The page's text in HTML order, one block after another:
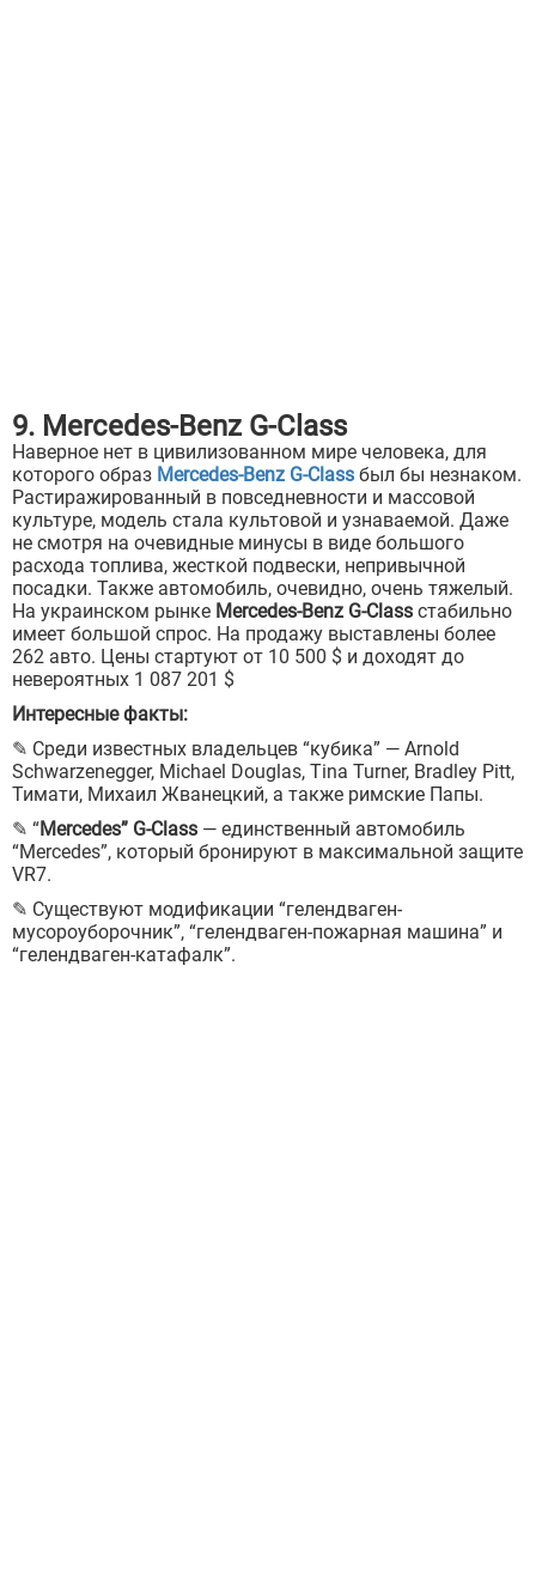
9. Mercedes-Benz G-Class
Наверное нет в цивилизованном мире человека, для
которого образ Mercedes-Benz G-Class был бы незнаком.
Растиражированный в повседневности и массовой
культуре, модель стала культовой и узнаваемой. Даже
не смотря на очевидные минусы в виде большого
расхода топлива, жесткой подвески, непривычной
посадки. Также автомобиль, очевидно, очень тяжелый.
На украинском рынке Mercedes-Benz G-Class стабильно
имеет большой спрос. На продажу выставлены более
262 авто. Цены стартуют от 10 500 $ и доходят до
невероятных 1 087 201 $
Интересные факты:
✎ Среди известных владельцев “кубика” — Arnold
Schwarzenegger, Michael Douglas, Tina Turner, Bradley Pitt,
Тимати, Михаил Жванецкий, а также римские Папы.
✎ “Mercedes” G-Class — единственный автомобиль
“Mercedes”, который бронируют в максимальной защите
VR7.
✎ Существуют модификации “гелендваген-
мусороуборочник”, “гелендваген-пожарная машина” и
“гелендваген-катафалк”.